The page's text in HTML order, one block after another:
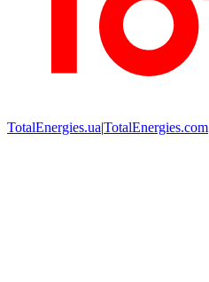
TotalEnergies.ua|TotalEnergies.com